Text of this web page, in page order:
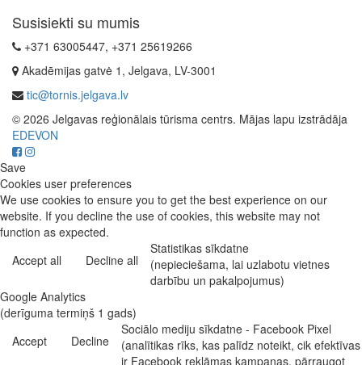
Susisiekti su mumis
+371 63005447, +371 25619266
Akadēmijas gatvė 1, Jelgava, LV-3001
tic@tornis.jelgava.lv
© 2026 Jelgavas reģionālais tūrisma centrs. Mājas lapu izstrādāja
EDEVON
Save
Cookies user preferences
We use cookies to ensure you to get the best experience on our
website. If you decline the use of cookies, this website may not
function as expected.
Accept all
Decline all
Statistikas sīkdatne
(nepieciešama, lai uzlabotu vietnes
darbību un pakalpojumus)
Google Analytics
(derīguma termiņš 1 gads)
Accept
Decline
Sociālo mediju sīkdatne - Facebook Pixel
(analītikas rīks, kas palīdz noteikt, cik efektīvas
ir Facebook reklāmas kampaņas, pārraugot